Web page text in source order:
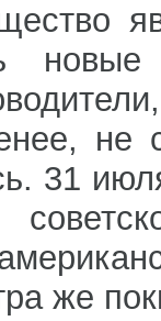
не
31
же